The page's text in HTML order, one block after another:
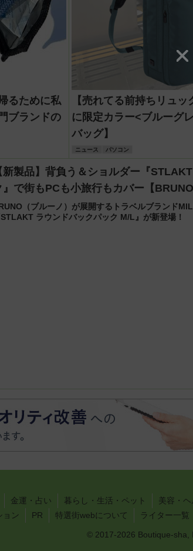
るために私
ブランドの
【売れてる前持ちリュッ
に限定カラー<ブルーグ
バッグ】
ニュース パソコン
新製品】背負う＆ショルダー『
』で街もPCも小旅行もカバー【
（ブルーノ）が展開するトラベルブランド
STLAKT ラウンドバックパック M/L』が新登場！
金運・占い 暮らし・生活・ペット 美容・
ョン PR 特選街webについて ライター一覧
© 2017-2026 Boutique-sha,